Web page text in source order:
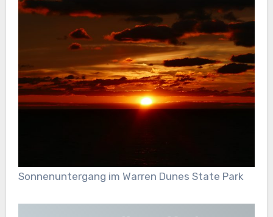
Sonnenuntergang im Warren Dunes State Park